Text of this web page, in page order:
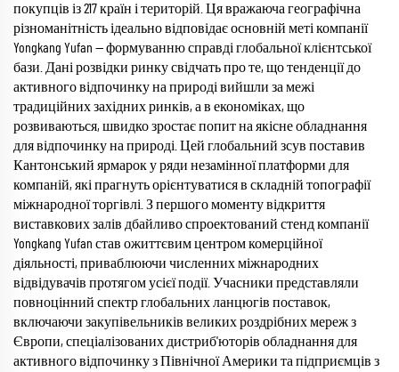
покупців із 217 країн і територій. Ця вражаюча географічна
різноманітність ідеально відповідає основній меті компанії
Yongkang Yufan — формуванню справді глобальної клієнтської
бази. Дані розвідки ринку свідчать про те, що тенденції до
активного відпочинку на природі вийшли за межі
традиційних західних ринків, а в економіках, що
розвиваються, швидко зростає попит на якісне обладнання
для відпочинку на природі. Цей глобальний зсув поставив
Кантонський ярмарок у ряди незамінної платформи для
компаній, які прагнуть орієнтуватися в складній топографії
міжнародної торгівлі. З першого моменту відкриття
виставкових залів дбайливо спроектований стенд компанії
Yongkang Yufan став ожиттєвим центром комерційної
діяльності, приваблюючи численних міжнародних
відвідувачів протягом усієї події. Учасники представляли
повноцінний спектр глобальних ланцюгів поставок,
включаючи закупівельників великих роздрібних мереж з
Європи, спеціалізованих дистриб'юторів обладнання для
активного відпочинку з Північної Америки та підприємців з